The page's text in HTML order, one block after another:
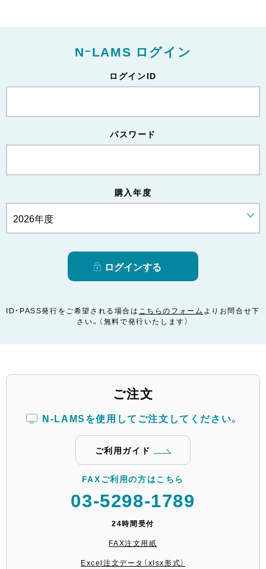
NｰLAMS ログイン
ログインID
パスワード
購入年度
ID・PASS発行をご希望される場合は こちらのフォーム よりお問合せ下
さい。（無料で発行いたします）
ご注文
N-LAMSを使用してご注文してください。
ご利用ガイド
FAXご利用の方はこちら
03-5298-1789
24時間受付
FAX注文用紙
Excel注文データ（xlsx形式）